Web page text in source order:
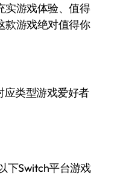
实游戏体验、值得
款游戏绝对值得你
应类型游戏爱好者
下Switch平台游戏